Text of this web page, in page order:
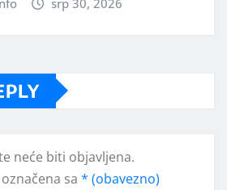
srp 30, 2026
neće biti objavljena.
sa * (obavezno)